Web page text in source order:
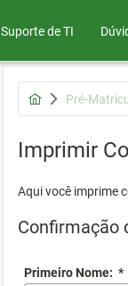
Suporte de TI
Pré-
Imprimir
Aqui você imprime
Confirmação
Primeiro Nome: *